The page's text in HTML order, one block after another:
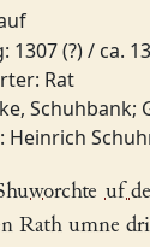
1307 (?) / ca.
Rat
Schuhbank;
Heinrich
uf
Rath umne